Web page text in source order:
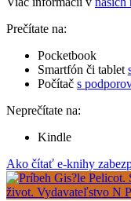
Prečítate na:
Pocketbook
Smartfón či tablet
Počítač s
Neprečítate na:
Kindle
Ako čítať e-knihy